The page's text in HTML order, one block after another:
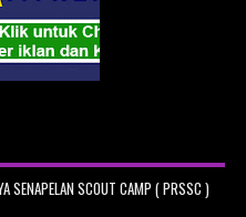
SENAPELAN SCOUT CAMP ( PRSSC )